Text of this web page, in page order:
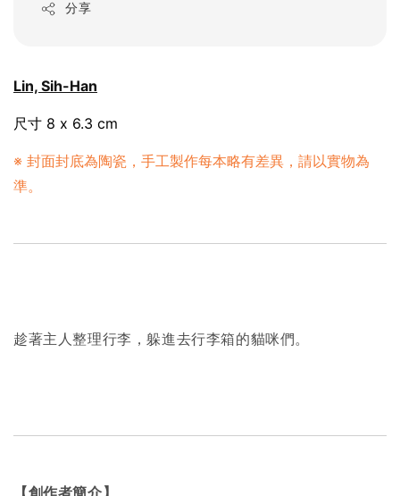
分享
Lin, Sih-Han
尺寸 8 x 6.3 cm
※ 封面封底為陶瓷，手工製作每本略有差異，請以實物為
準。
趁著主人整理行李，躲進去行李箱的貓咪們。